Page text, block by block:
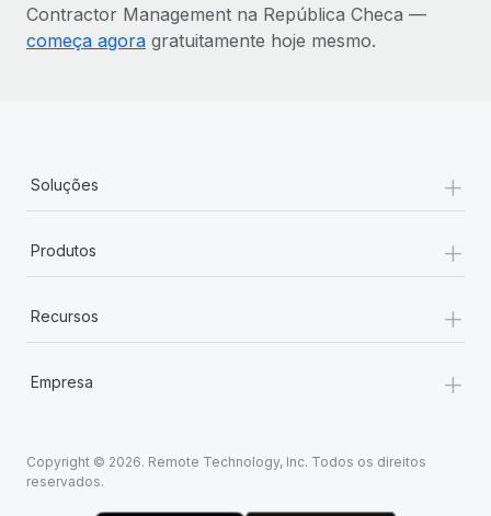
Contractor Management na República Checa —
começa agora gratuitamente hoje mesmo.
Soluções +
Produtos +
Recursos +
Empresa +
Copyright © 2026. Remote Technology, Inc. Todos os direitos
reservados.